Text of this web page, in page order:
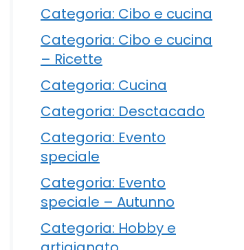
Categoria: Cibo e cucina
Categoria: Cibo e cucina
– Ricette
Categoria: Cucina
Categoria: Desctacado
Categoria: Evento
speciale
Categoria: Evento
speciale – Autunno
Categoria: Hobby e